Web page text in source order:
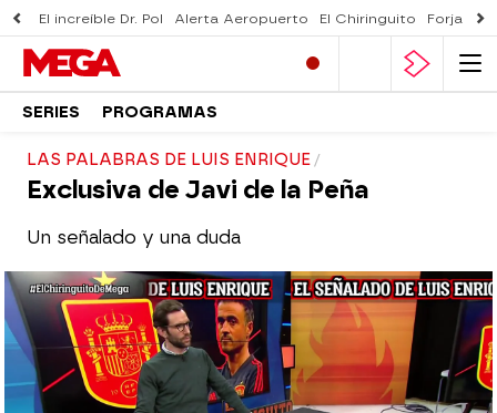
El increíble Dr. Pol Alerta Aeropuerto El Chiringuito Forjado
SERIES PROGRAMAS
LAS PALABRAS DE LUIS ENRIQUE
Exclusiva de Javi de la Peña
Un señalado y una duda